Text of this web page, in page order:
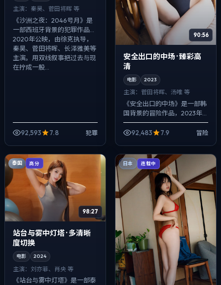
主演： 秦昊、菅田将晖 等
《沙洲之夜：2046号月》是
一部西班牙背景的犯罪作品，
2020年公映，由徐克执导，
秦昊、菅田将晖、长泽雅美等
主演。用双线叙事把过去与现
在拧成一股...
92,593 7.8 犯罪
90:56
安全出口的中场 · 臻彩高
清
电影 2023
主演： 菅田将晖、汤唯 等
《安全出口的中场》是一部韩
国背景的冒险作品，2023年
公映，由宁浩执导，菅田将
晖、汤唯、黄渤等主演。配乐
92,483 7.9 冒险
泰国 高分
98:27
站台与雾中灯塔 · 多清晰
度切换
电影 2024
主演： 刘亦菲、肖央 等
《站台与雾中灯塔》是一部泰
日本 连载中